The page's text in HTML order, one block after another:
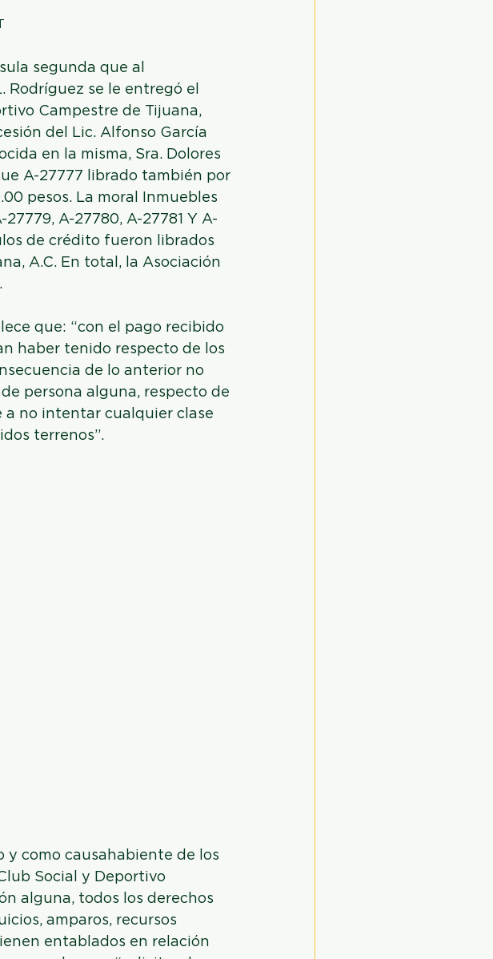
segunda que al
Rodríguez se le entregó el
Campestre de Tijuana,
del Lic. Alfonso García
en la misma, Sra. Dolores
A-27777 librado también por
pesos. La moral Inmuebles
A-27780, A-27781 Y A-
de crédito fueron librados
A.C. En total, la Asociación
que: “con el pago recibido
haber tenido respecto de los
de lo anterior no
persona alguna, respecto de
a no intentar cualquier clase
terrenos”.
y como causahabiente de los
Social y Deportivo
alguna, todos los derechos
amparos, recursos
entablados en relación